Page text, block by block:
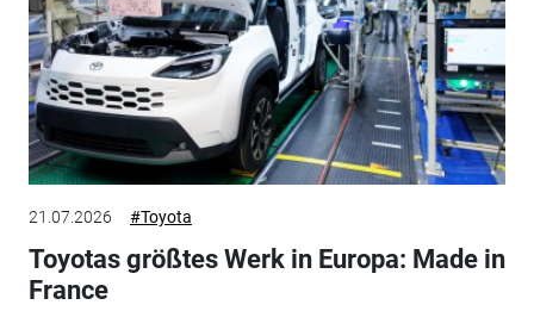
21.07.2026 #Toyota
Toyotas größtes Werk in Europa: Made in
France